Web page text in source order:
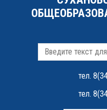
тел.
тел.